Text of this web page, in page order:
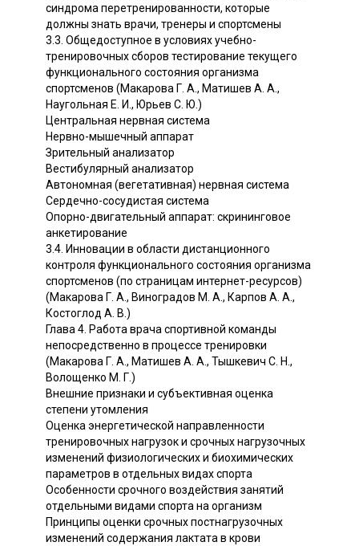
синдрома перетренированности, которые
должны знать врачи, тренеры и спортсмены
3.3. Общедоступное в условиях учебно-
тренировочных сборов тестирование текущего
функционального состояния организма
спортсменов (Макарова Г. А., Матишев А. А.,
Наугольная Е. И., Юрьев С. Ю.)
Центральная нервная система
Нервно-мышечный аппарат
Зрительный анализатор
Вестибулярный анализатор
Автономная (вегетативная) нервная система
Сердечно-сосудистая система
Опорно-двигательный аппарат: скрининговое
анкетирование
3.4. Инновации в области дистанционного
контроля функционального состояния организма
спортсменов (по страницам интернет-ресурсов)
(Макарова Г. А., Виноградов М. А., Карпов А. А.,
Костоглод А. В.)
Глава 4. Работа врача спортивной команды
непосредственно в процессе тренировки
(Макарова Г. А., Матишев А. А., Тышкевич С. Н.,
Волощенко М. Г.)
Внешние признаки и субъективная оценка
степени утомления
Оценка энергетической направленности
тренировочных нагрузок и срочных нагрузочных
изменений физиологических и биохимических
параметров в отдельных видах спорта
Особенности срочного воздействия занятий
отдельными видами спорта на организм
Принципы оценки срочных постнагрузочных
изменений содержания лактата в крови